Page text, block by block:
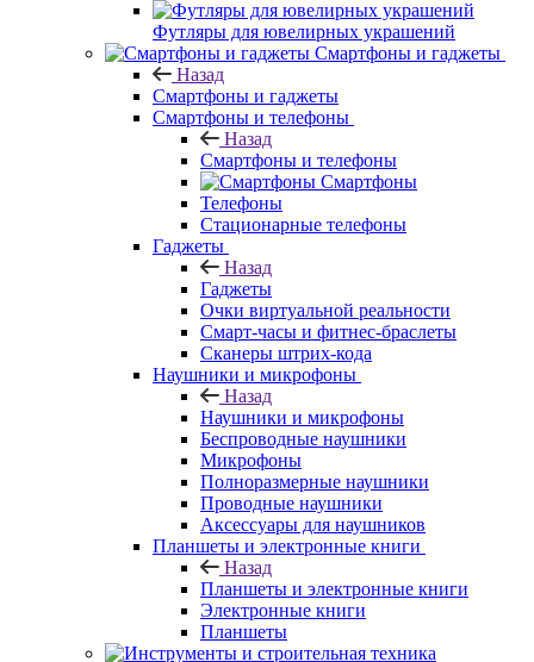
Футляры для ювелирных украшений
Смартфоны и гаджеты
Назад
Смартфоны и гаджеты
Смартфоны и телефоны
Назад
Смартфоны и телефоны
Смартфоны
Телефоны
Стационарные телефоны
Гаджеты
Назад
Гаджеты
Очки виртуальной реальности
Смарт-часы и фитнес-браслеты
Сканеры штрих-кода
Наушники и микрофоны
Назад
Наушники и микрофоны
Беспроводные наушники
Микрофоны
Полноразмерные наушники
Проводные наушники
Аксессуары для наушников
Планшеты и электронные книги
Назад
Планшеты и электронные книги
Электронные книги
Планшеты